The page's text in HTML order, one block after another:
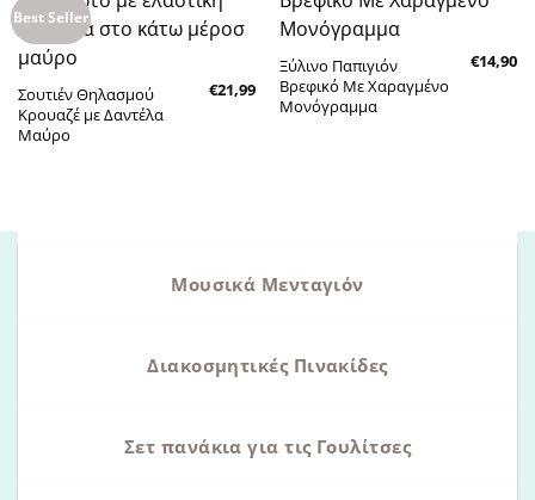
Best Seller
Πρόσθήκη
στην λίστα
Σουτιέν Θηλασμού
Κρουαζέ με Δαντέλα
Μαύρο
€21,99
Πρόσθήκη
Ξύλινο Παπιγιόν
Βρεφικό Με Χαραγμένο
Μονόγραμμα
€14,90
Μουσικά Μενταγιόν
Διακοσμητικές Πινακίδες
Σετ πανάκια για τις Γουλίτσες